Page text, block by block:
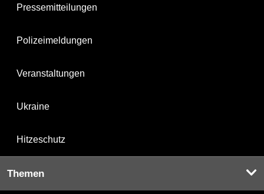
Pressemitteilungen
Polizeimeldungen
Veranstaltungen
Ukraine
Hitzeschutz
Themen